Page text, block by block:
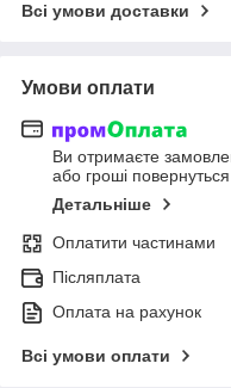
Всі умови доставки
Умови оплати
Ви отримаєте
або гроші
Детальніше
Оплатити частинами
Післяплата
Оплата на рахунок
Всі умови оплати